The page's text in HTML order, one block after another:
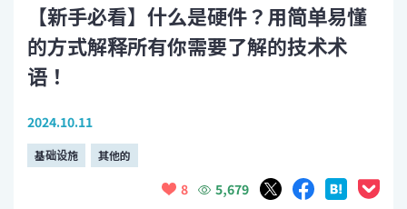
【新手必看】什么是硬件？用简单易懂
的方式解释所有你需要了解的技术术
语！
2024.10.11
基础设施 其他的
8 5,679